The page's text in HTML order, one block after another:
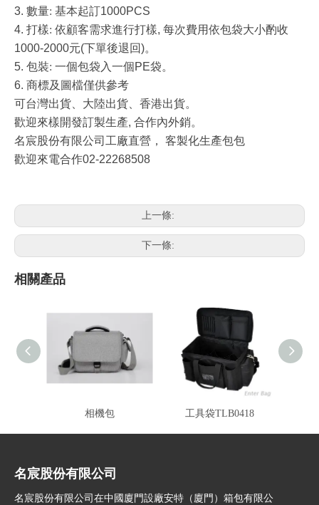
3. 數量: 基本起訂1000PCS
4. 打樣: 依顧客需求進行打樣, 每次費用依包袋大小酌收
1000-2000元(下單後退回)。
5. 包裝: 一個包袋入一個PE袋。
6. 商標及圖檔僅供參考
可台灣出貨、大陸出貨、香港出貨。
歡迎來樣開發訂製生產, 合作內外銷。
名宸股份有限公司工廠直營， 客製化生產包包
歡迎來電合作02-22268508
上一條:
下一條:
相關產品
相機包 工具袋TLB0418
名宸股份有限公司
名宸股份有限公司在中國廈門設廠安特（廈門）箱包有限公